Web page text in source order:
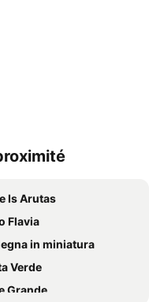
Is Arutas
Flavia
in miniatura
Verde
Grande